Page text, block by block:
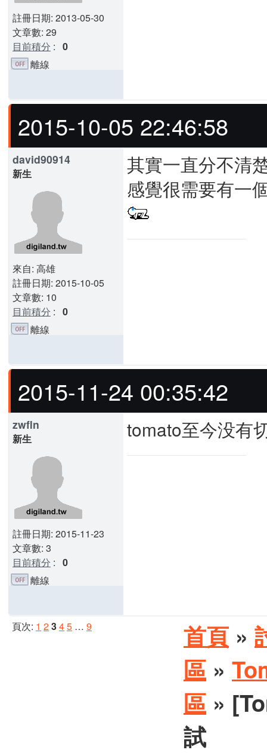
註冊日期: 2013-05-30
文章數: 29
目前積分 : 0
離線
2015-10-05 22:46:58
david90914
新生
來自: 高雄
註冊日期: 2015-10-05
文章數: 10
目前積分 : 0
其實一直分不清
感覺很需要有一
離線
2015-11-24 00:35:42
zwfln
新生
註冊日期: 2015-11-23
文章數: 3
目前積分 : 0
tomato至今没有
離線
頁次: 1 2345 … 9 首頁 »
區 »
區 »
試